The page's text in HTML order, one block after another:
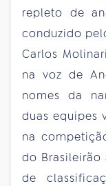
repleto de
conduzido
Carlos
na voz de
nomes da
duas equipes
na
do Brasileirão
de